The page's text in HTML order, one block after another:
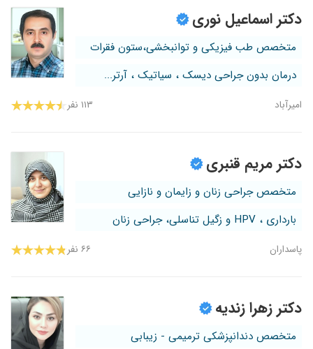
دکتر اسماعیل نوری
متخصص طب فیزیکی و توانبخشی،ستون فقرات
درمان بدون جراحی دیسک ، سیاتیک ، آرتر...
امیرآباد ۱۱۳ نفر
دکتر مریم قنبری
متخصص جراحی زنان و زایمان و نازایی
بارداری ، HPV و زگیل تناسلی، جراحی زنان
پاسداران ۶۶ نفر
دکتر زهرا زندیه
متخصص دندانپزشکی ترمیمی - زیبابی